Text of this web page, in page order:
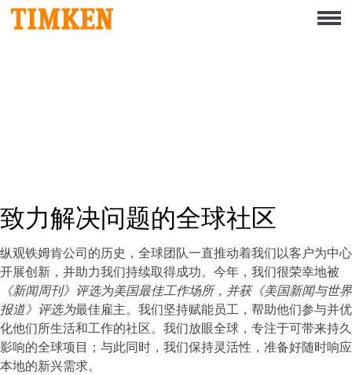
Menu
产品组合
产品
服务市场
品牌组合
致力解决问题的全球社区
纵观铁姆肯公司的历史，全球团队一直推动着我们以客户为中心
开展创新，并助力我们持续取得成功。今年，我们很荣幸地被
《新闻周刊》评选为美国最佳工作场所，并获《美国新闻与世界
报道》评选为最佳雇主。我们坚持赋能员工，帮助他们参与并优
化他们所生活和工作的社区。我们放眼全球，专注于可带来持久
影响的全球项目；与此同时，我们保持灵活性，准备好随时响应
本地的新兴需求。